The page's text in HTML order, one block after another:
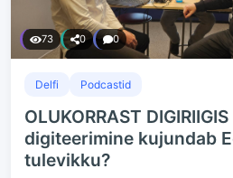
73 0 0
Delfi Podcastid
OLUKORRAST
digiteerimine kujundab
tulevikku?